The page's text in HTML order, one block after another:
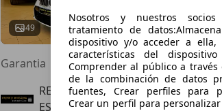
49 05/
Garantia
REYES Y MARTINEZ AUTOMOVILES
ES-23400 UBEDA
Nosotros y nuestros
tratamiento de
dispositivo y/o acceder a ella,
características del
Comprender al público a
de la combinación de datos
fuentes, Crear perfiles para
Crear un perfil para